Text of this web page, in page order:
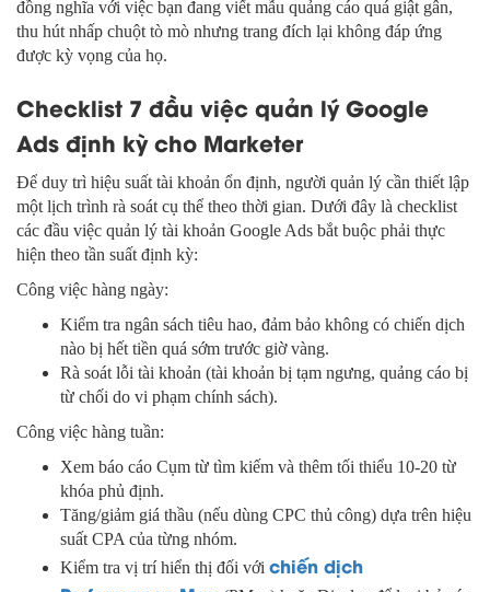
đồng nghĩa với việc bạn đang viết mẫu quảng cáo quá giật gân,
thu hút nhấp chuột tò mò nhưng trang đích lại không đáp ứng
được kỳ vọng của họ.
Checklist 7 đầu việc quản lý Google
Ads định kỳ cho Marketer
Để duy trì hiệu suất tài khoản ổn định, người quản lý cần thiết lập
một lịch trình rà soát cụ thể theo thời gian. Dưới đây là checklist
các đầu việc quản lý tài khoản Google Ads bắt buộc phải thực
hiện theo tần suất định kỳ:
Công việc hàng ngày:
Kiểm tra ngân sách tiêu hao, đảm bảo không có chiến dịch
nào bị hết tiền quá sớm trước giờ vàng.
Rà soát lỗi tài khoản (tài khoản bị tạm ngưng, quảng cáo bị
từ chối do vi phạm chính sách).
Công việc hàng tuần:
Xem báo cáo Cụm từ tìm kiếm và thêm tối thiểu 10-20 từ
khóa phủ định.
Tăng/giảm giá thầu (nếu dùng CPC thủ công) dựa trên hiệu
suất CPA của từng nhóm.
Kiểm tra vị trí hiển thị đối với chiến dịch